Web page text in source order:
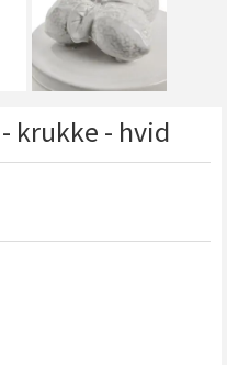
krukke - hvid